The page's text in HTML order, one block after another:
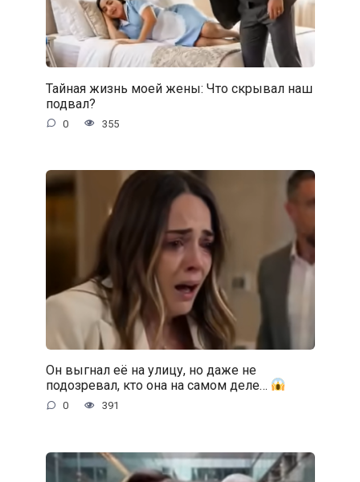
Тайная жизнь моей жены: Что скрывал наш
подвал?
0 355
Он выгнал её на улицу, но даже не
подозревал, кто она на самом деле…
0 391